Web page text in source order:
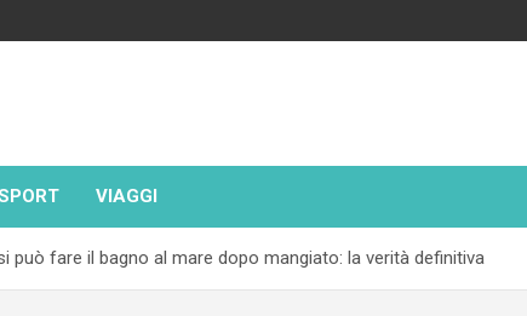
VIAGGI
può fare il bagno al mare dopo mangiato: la verità definitiva